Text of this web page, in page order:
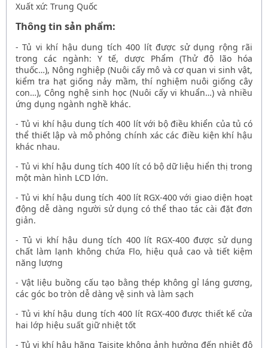
Xuất xứ: Trung Quốc
Thông tin sản phẩm:
-Tủ vi khí hậu dung tích 400 lítđược sử dụng rộng rãi
trong các ngành: Y tế, dược Phẩm (Thử độ lão hóa
thuốc…), Nông nghiệp (Nuôi cấy mô và cơ quan vi sinh vật,
kiểm tra hạt giống nảy mầm, thí nghiệm nuôi giống cây
con…), Công nghệ sinh học (Nuôi cấy vi khuẩn…) và nhiều
ứng dụng ngành nghề khác.
-Tủ vi khí hậu dung tích 400 lítvới bộ điều khiển của tủ có
thể thiết lập và mô phỏng chính xác các điều kiện khí hậu
khác nhau.
- Tủ vi khí hậu dung tích 400 lít có bộ dữ liệu hiển thị trong
một màn hình LCD lớn.
-Tủ vi khí hậu dung tích 400 lít RGX-400 với giao diện hoạt
động dễ dàng người sử dụng có thể thao tác cài đặt đơn
giản.
- Tủ vi khí hậu dung tích 400 lít RGX-400được sử dụng
chất làm lạnh không chứa Flo, hiệu quả cao và tiết kiệm
năng lượng
- Vật liệu buồng cấu tạo bằng thép không gỉ láng gương,
các góc bo tròn dễ dàng vệ sinh và làm sạch
- Tủ vi khí hậu dung tích 400 lít RGX-400được thiết kế cửa
hai lớp hiệu suất giữ nhiệt tốt
-Tủ vi khí hậu hãng Taisitekhông ảnh hưởng đến nhiệt độ